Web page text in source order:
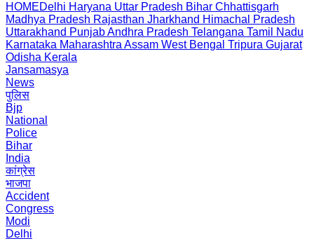
HOMEDelhi Haryana Uttar Pradesh Bihar Chhattisgarh
Madhya Pradesh Rajasthan Jharkhand Himachal Pradesh
Uttarakhand PunjabAndhra Pradesh Telangana Tamil Nadu
Karnataka Maharashtra Assam West Bengal Tripura Gujarat
Odisha Kerala
Jansamasya
News
पुलिस
Bjp
National
Police
Bihar
India
कांग्रेस
भाजपा
Accident
Congress
Modi
Delhi